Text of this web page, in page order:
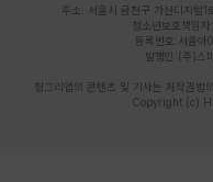
주소: 서울시 금천구 가산디지털
청소년보호책임
등록번호:서울
발행인:(주)스
헝그리앱의 콘텐츠 및 기사는 저작권법
Copyright (c)